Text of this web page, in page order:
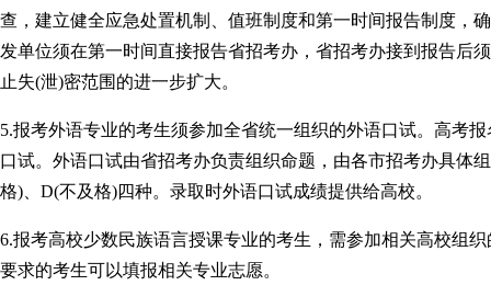
查，建立健全应急处置机制、值班制度和第一时间报告制度，
发单位须在第一时间直接报告省招考办，省招考办接到报告后
止失(泄)密范围的进一步扩大。
5.报考外语专业的考生须参加全省统一组织的外语口试。高考
口试。外语口试由省招考办负责组织命题，由各市招考办具体
格)、D(不及格)四种。录取时外语口试成绩提供给高校。
6.报考高校少数民族语言授课专业的考生，需参加相关高校组
要求的考生可以填报相关专业志愿。